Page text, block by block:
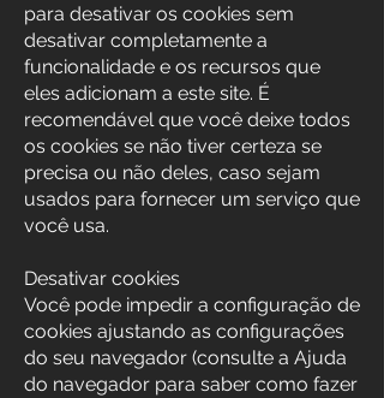
para desativar os cookies sem
desativar completamente a
funcionalidade e os recursos que
eles adicionam a este site. É
recomendável que você deixe todos
os cookies se não tiver certeza se
precisa ou não deles, caso sejam
usados para fornecer um serviço que
você usa.
Desativar cookies
Você pode impedir a configuração de
cookies ajustando as configurações
do seu navegador (consulte a Ajuda
do navegador para saber como fazer